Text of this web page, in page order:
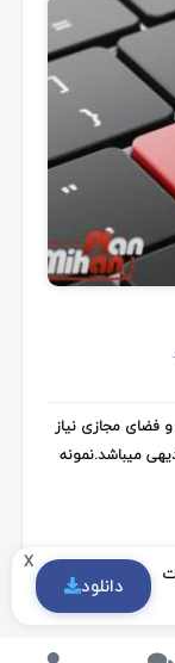
فضای مجازی نیاز
میباشد.نمونه
x
دانلود